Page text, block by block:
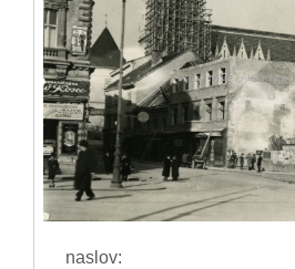
naslov: